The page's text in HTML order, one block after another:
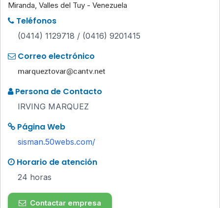
Miranda, Valles del Tuy - Venezuela
Teléfonos
(0414) 1129718 / (0416) 9201415
Correo electrónico
Persona de Contacto
IRVING MARQUEZ
Página Web
sisman.50webs.com/
Horario de atención
24 horas
Contactar empresa